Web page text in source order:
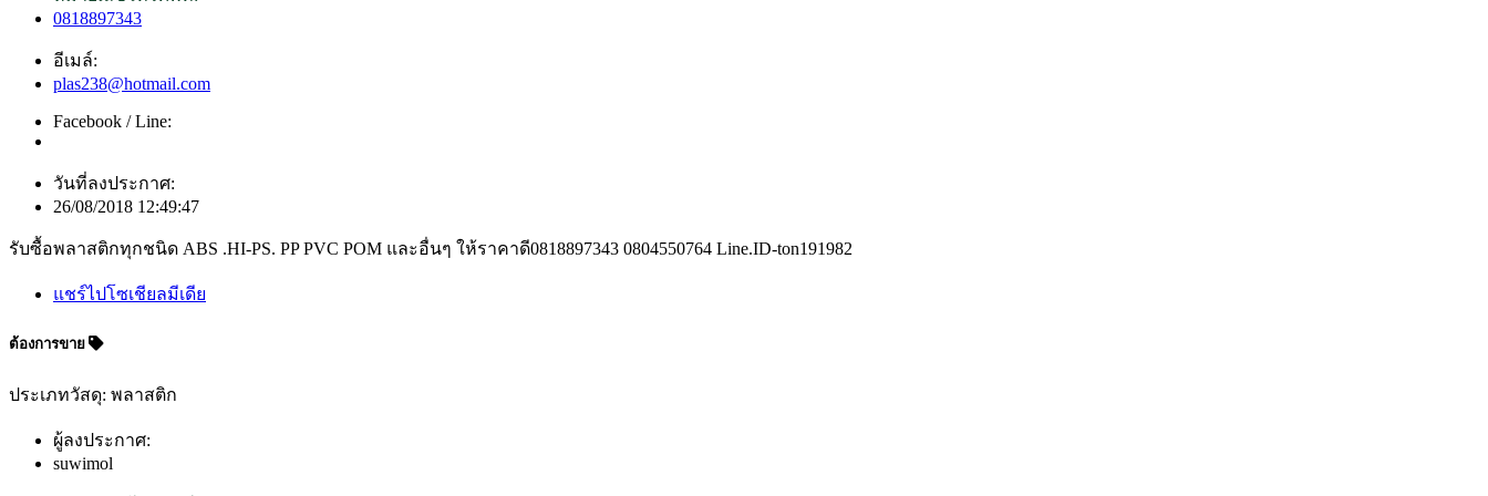
0818897343
อีเมล์:
plas238@hotmail.com
Facebook / Line:
วันที่ลงประกาศ:
26/08/2018 12:49:47
รับซื้อพลาสติกทุกชนิด ABS .HI-PS. PP PVC POM และอื่นๆ ให้ราคาดี0818897343 0804550764 Line.ID-ton191982
แชร์ไปโซเชียลมีเดีย
ต้องการขาย
ประเภทวัสดุ: พลาสติก
ผู้ลงประกาศ:
suwimol